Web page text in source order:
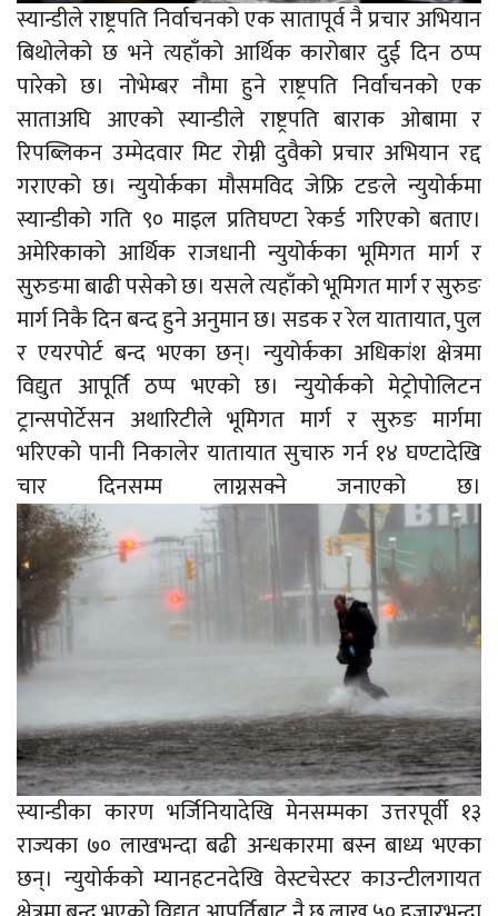
स्यान्डीले राष्ट्रपति निर्वाचनको एक सातापूर्व नै प्रचार अभियान
बिथोलेको छ भने त्यहाँको आर्थिक कारोबार दुई दिन ठप्प
पारेको छ। नोभेम्बर नौमा हुने राष्ट्रपति निर्वाचनको एक
साताअघि आएको स्यान्डीले राष्ट्रपति बाराक ओबामा र
रिपब्लिकन उम्मेदवार मिट रोम्नी दुवैको प्रचार अभियान रद्द
गराएको छ। न्युयोर्कका मौसमविद जेफ्रि टङले न्युयोर्कमा
स्यान्डीको गति ९० माइल प्रतिघण्टा रेकर्ड गरिएको बताए।
अमेरिकाको आर्थिक राजधानी न्युयोर्कका भूमिगत मार्ग र
सुरुङमा बाढी पसेको छ। यसले त्यहाँको भूमिगत मार्ग र सुरुङ
मार्ग निकै दिन बन्द हुने अनुमान छ। सडक र रेल यातायात, पुल
र एयरपोर्ट बन्द भएका छन्। न्युयोर्कका अधिकांश क्षेत्रमा
विद्युत आपूर्ति ठप्प भएको छ। न्युयोर्कको मेट्रोपोलिटन
ट्रान्सपोर्टेसन अथारिटीले भूमिगत मार्ग र सुरुङ मार्गमा
भरिएको पानी निकालेर यातायात सुचारु गर्न १४ घण्टादेखि
चार दिनसम्म लाग्नसक्ने जनाएको छ।
स्यान्डीका कारण भर्जिनियादेखि मेनसम्मका उत्तरपूर्वी १३
राज्यका ७० लाखभन्दा बढी अन्धकारमा बस्न बाध्य भएका
छन्। न्युयोर्कको म्यानहटनदेखि वेस्टचेस्टर काउन्टीलगायत